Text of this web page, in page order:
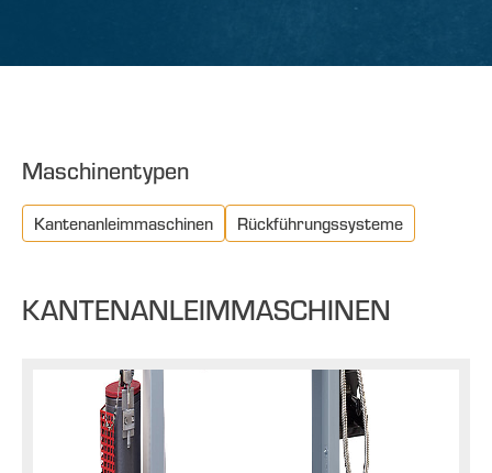
Maschinentypen
Kantenanleimmaschinen Rückführungssysteme
KANTENANLEIMMASCHINEN